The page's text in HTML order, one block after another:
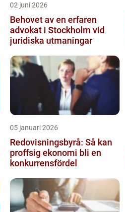
02 juni 2026
Behovet av en erfaren
advokat i Stockholm vid
juridiska utmaningar
05 januari 2026
Redovisningsbyrå: Så kan
proffsig ekonomi bli en
konkurrensfördel